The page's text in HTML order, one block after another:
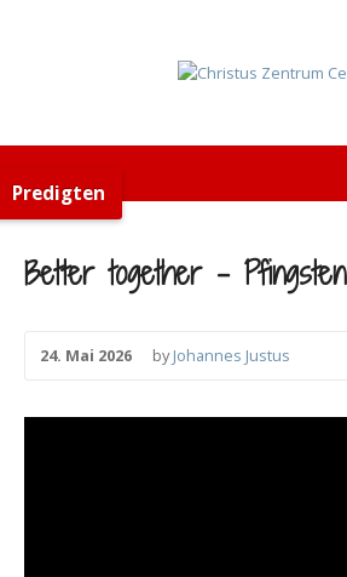
Predigten
Better together – Pfingsten
24. Mai 2026 byJohannes Justus